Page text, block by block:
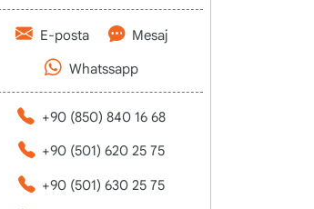
E-posta Mesaj
Whatssapp
+90 (850) 840 16 68
+90 (501) 620 25 75
+90 (501) 630 25 75